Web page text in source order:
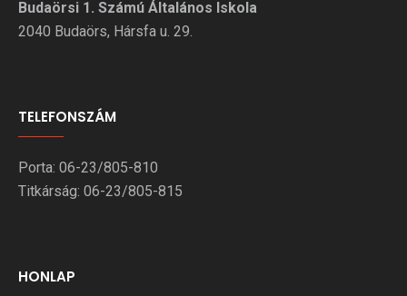
Budaörsi 1. Számú Általános Iskola
2040 Budaörs, Hársfa u. 29.
TELEFONSZÁM
Porta: 06-23/805-810
Titkárság: 06-23/805-815
HONLAP